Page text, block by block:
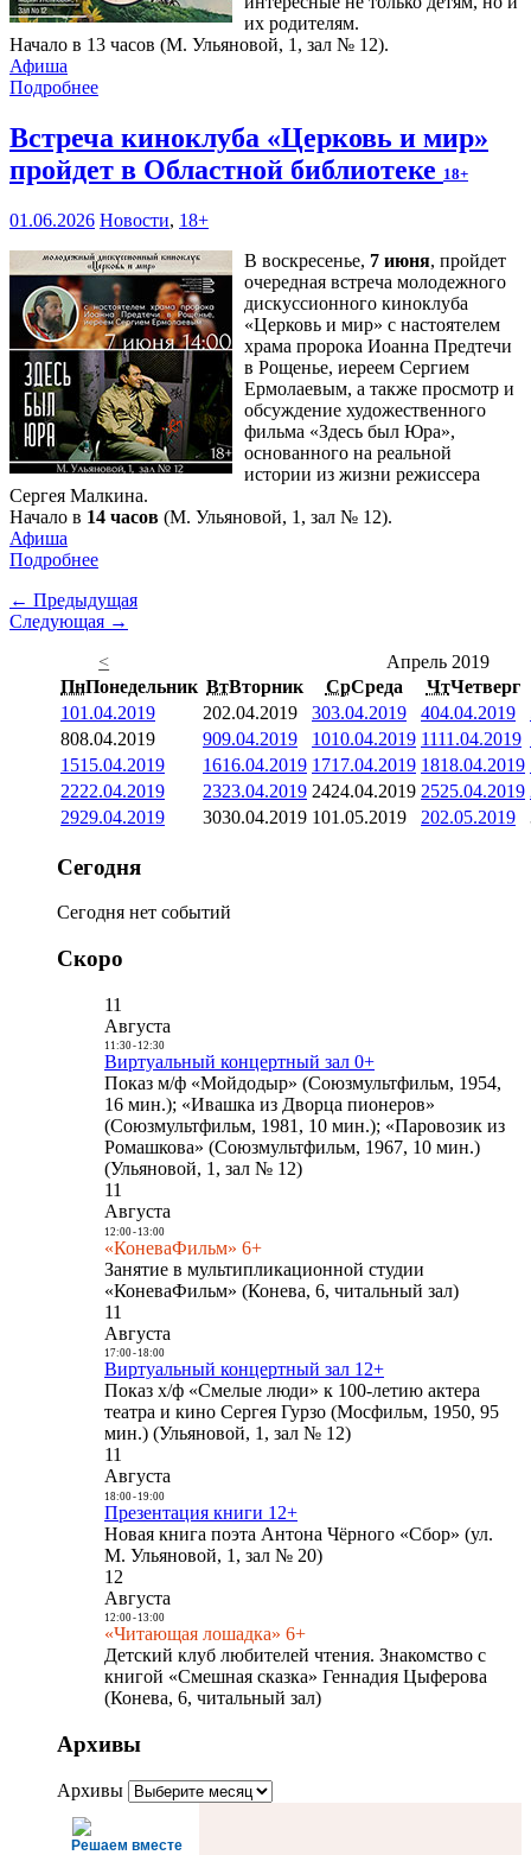
их родителям.
Начало в 13 часов (М. Ульяновой, 1, зал № 12).
Афиша
Подробнее
Встреча киноклуба «Церковь и мир»
пройдет в Областной библиотеке 18+
01.06.2026 Новости, 18+
В воскресенье, 7 июня, пройдет
очередная встреча молодежного
дискуссионного киноклуба
«Церковь и мир» с настоятелем
храма пророка Иоанна Предтечи
в Рощенье, иереем Сергием
Ермолаевым, а также просмотр и
обсуждение художественного
фильма «Здесь был Юра»,
основанного на реальной
истории из жизни режиссера
Сергея Малкина.
Начало в 14 часов (М. Ульяновой, 1, зал № 12).
Афиша
Подробнее
← Предыдущая
Следующая →
<
Апрель 2019
ПнПонедельник ВтВторник СрСреда ЧтЧетверг
101.04.2019 202.04.2019 303.04.2019 404.04.2019
808.04.2019 909.04.2019 1010.04.2019 1111.04.2019
1515.04.2019 1616.04.2019 1717.04.2019 1818.04.2019
2222.04.2019 2323.04.2019 2424.04.2019 2525.04.2019
2929.04.2019 3030.04.2019 101.05.2019 202.05.2019
Сегодня
Сегодня нет событий
Скоро
11
Августа
11:30- 12:30
Виртуальный концертный зал 0+
Показ м/ф «Мойдодыр» (Союзмультфильм, 1954,
16 мин.); «Ивашка из Дворца пионеров»
(Союзмультфильм, 1981, 10 мин.); «Паровозик из
Ромашкова» (Союзмультфильм, 1967, 10 мин.)
(Ульяновой, 1, зал № 12)
11
Августа
12:00- 13:00
«КоневаФильм» 6+
Занятие в мультипликационной студии
«КоневаФильм» (Конева, 6, читальный зал)
11
Августа
17:00- 18:00
Виртуальный концертный зал 12+
Показ х/ф «Смелые люди» к 100-летию актера
театра и кино Сергея Гурзо (Мосфильм, 1950, 95
мин.) (Ульяновой, 1, зал № 12)
11
Августа
18:00- 19:00
Презентация книги 12+
Новая книга поэта Антона Чёрного «Сбор» (ул.
М. Ульяновой, 1, зал № 20)
12
Августа
12:00- 13:00
«Читающая лошадка» 6+
Детский клуб любителей чтения. Знакомство с
книгой «Смешная сказка» Геннадия Цыферова
(Конева, 6, читальный зал)
Архивы
Архивы
Решаем вместе